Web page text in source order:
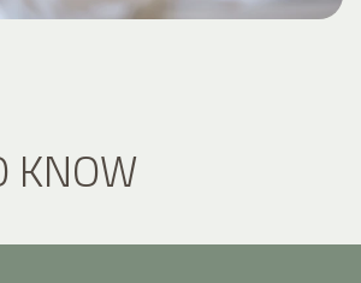
KNOW